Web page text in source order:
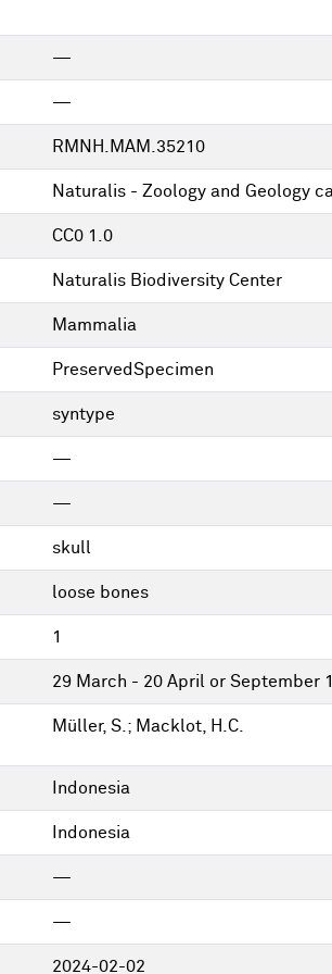
—
—
RMNH.MAM.35210
Naturalis - Zoology and Geology
CC0 1.0
Naturalis Biodiversity Center
Mammalia
PreservedSpecimen
syntype
—
—
skull
loose bones
1
29 March - 20 April or September
Müller, S.; Macklot, H.C.
Indonesia
Indonesia
—
—
2024-02-02